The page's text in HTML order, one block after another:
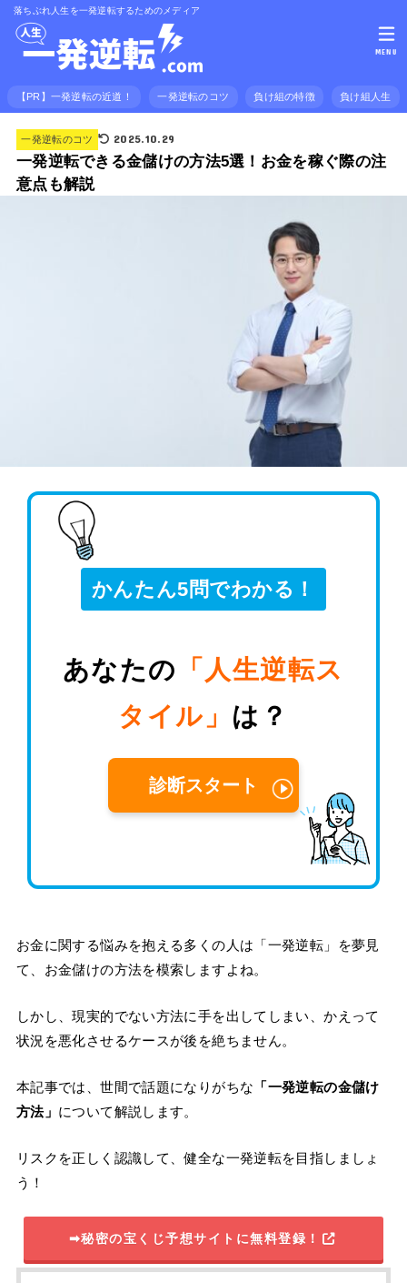
落ちぶれ人生を一発逆転するためのメディア
【PR】一発逆転の近道！ 一発逆転のコツ 負け組の特徴 負け組人生
MENU
一発逆転のコツ 2025.10.29
一発逆転できる金儲けの方法5選！お金を稼ぐ際の注
意点も解説
かんたん5問でわかる！
あなたの 「人生逆転ス
タイル」 は？
診断スタート
お金に関する悩みを抱える多くの人は「一発逆転」を夢見
て、お金儲けの方法を模索しますよね。
しかし、現実的でない方法に手を出してしまい、かえって
状況を悪化させるケースが後を絶ちません。
本記事では、世間で話題になりがちな 「一発逆転の金儲け
方法」 について解説します。
リスクを正しく認識して、健全な一発逆転を目指しましょ
う！
➡秘密の宝くじ予想サイトに無料登録！